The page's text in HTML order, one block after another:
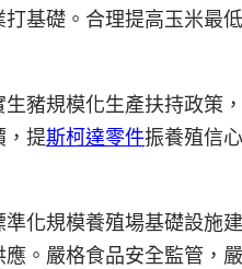
基礎。合理提高玉米最
生豬規模化生產扶持政策
，提斯柯達零件振養殖信
化規模養殖場基礎設施
。嚴格食品安全監管，